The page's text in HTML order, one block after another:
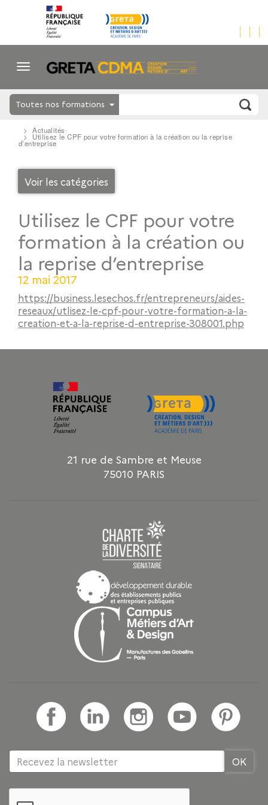
Toutes nos formations
Actualités
Utilisez le CPF pour votre formation à la création ou la reprise
d’entreprise
Voir les catégories
Utilisez le CPF pour votre
formation à la création ou
la reprise d’entreprise
12 mai 2017
https://business.lesechos.fr/entrepreneurs/aides-
reseaux/utlisez-le-cpf-pour-votre-formation-a-la-
creation-et-a-la-reprise-d-entreprise-308001.php
21 rue de Sambre et Meuse
75010 PARIS